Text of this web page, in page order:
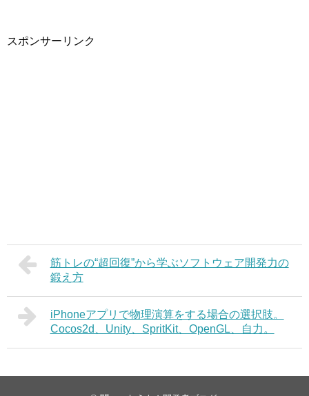
スポンサーリンク
筋トレの“超回復”から学ぶソフトウェア開発力の
鍛え方
iPhoneアプリで物理演算をする場合の選択肢。
Cocos2d、Unity、SpritKit、OpenGL、自力。